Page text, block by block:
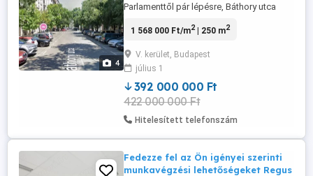
4
Parlamenttől pár lépésre, Báthory utca
NEGYED RÉSZÉN üzlethelyiség ELADÓ!
üzlethelyiséget, az ingatlan állapota
lehetőséget ad arra, hogy teljes körűen
egy személyre szabott üzlethelyiséget
alakítson ki magának ...
1 568 000 Ft/m2| 250 m2
V. kerület, Budapest
július 1
392 000 000 Ft
422 000 000 Ft
Hitelesített telefonszám
Fedezze fel az Ön igényei szerinti
munkavégzési lehetőségeket Regus